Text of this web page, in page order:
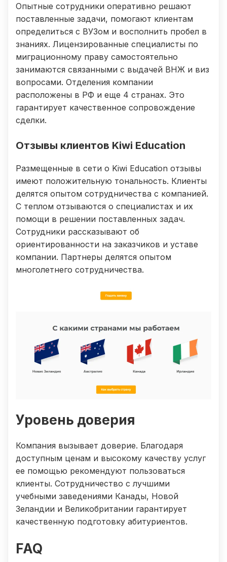
Опытные сотрудники оперативно решают
поставленные задачи, помогают клиентам
определиться с ВУЗом и восполнить пробел в
знаниях. Лицензированные специалисты по
миграционному праву самостоятельно
занимаются связанными с выдачей ВНЖ и виз
вопросами. Отделения компании
расположены в РФ и еще 4 странах. Это
гарантирует качественное сопровождение
сделки.
Отзывы клиентов Kiwi Education
Размещенные в сети о Kiwi Education отзывы
имеют положительную тональность. Клиенты
делятся опытом сотрудничества с компанией.
С теплом отзываются о специалистах и их
помощи в решении поставленных задач.
Сотрудники рассказывают об
ориентированности на заказчиков и уставе
компании. Партнеры делятся опытом
многолетнего сотрудничества.
Уровень доверия
Компания вызывает доверие. Благодаря
доступным ценам и высокому качеству услуг
ее помощью рекомендуют пользоваться
клиенты. Сотрудничество с лучшими
учебными заведениями Канады, Новой
Зеландии и Великобритании гарантирует
качественную подготовку абитуриентов.
FAQ